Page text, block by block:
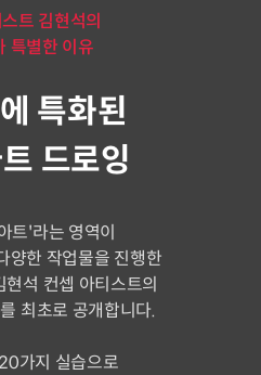
트 김현석의
특별한 이유
특화된
드로잉
트'라는 영역이
양한 작업물을 진행한
석 컨셉 아티스트의
최초로 공개합니다.
가지 실습으로